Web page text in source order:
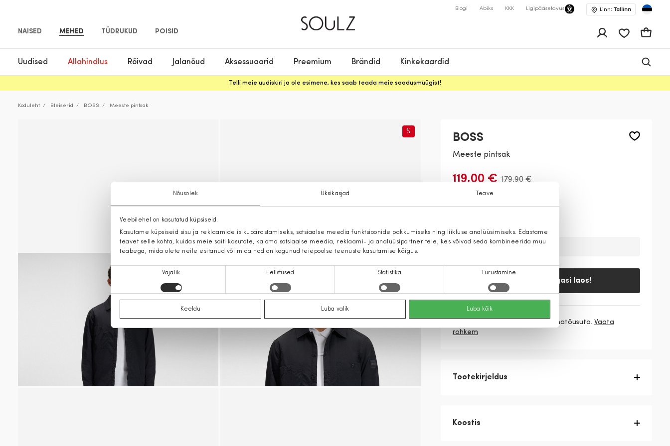
Nõusolek Üksikasjad Teave
Veebilehel on kasutatud küpsiseid.
Kasutame küpsiseid sisu ja reklaamide isikupärastamiseks, sotsiaalse meedia funktsioonide pakkumiseks ning liikluse analüüsimiseks. Edastame
teavet selle kohta, kuidas meie saiti kasutate, ka oma sotsiaalse meedia, reklaami- ja analüüsipartneritele, kes võivad seda kombineerida muu
teabega, mida olete neile esitanud või mida nad on kogunud teiepoolse teenuste kasutamise käigus.
valik
Vajalik Eelistused Statistika Turustamine
Keeldu Luba valik Luba kõik
NAISED MEHED TÜDRUKUD POISID
Blogi Abiks KKK Ligipääsetavus Linn: Tallinn
Uudised Allahindlus Rõivad Jalanõud Aksessuaarid Preemium Brändid Kinkekaardid
Telli meie uudiskiri ja ole esimene, kes saab teada meie soodusmüügist!
Koduleht Bleiserid BOSS Meeste pintsak
%
BOSS
Meeste pintsak
119,00 € 179,90 €
Teavita, kui tagasi laos!
/ kuu ilma hinnatõusuta. Vaata
rohkem
Tootekirjeldus
Koostis